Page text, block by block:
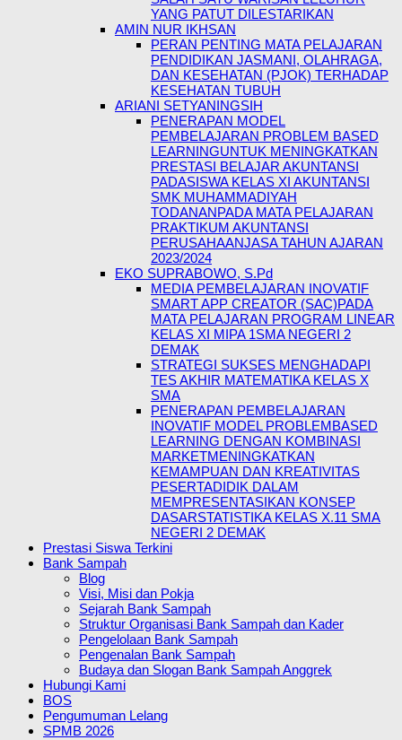
YANG PATUT DILESTARIKAN
AMIN NUR IKHSAN
PERAN PENTING MATA PELAJARAN
PENDIDIKAN JASMANI, OLAHRAGA,
DAN KESEHATAN (PJOK) TERHADAP
KESEHATAN TUBUH
ARIANI SETYANINGSIH
PENERAPAN MODEL
PEMBELAJARAN PROBLEM BASED
LEARNINGUNTUK MENINGKATKAN
PRESTASI BELAJAR AKUNTANSI
PADASISWA KELAS XI AKUNTANSI
SMK MUHAMMADIYAH
TODANANPADA MATA PELAJARAN
PRAKTIKUM AKUNTANSI
PERUSAHAANJASA TAHUN AJARAN
2023/2024
EKO SUPRABOWO, S.Pd
MEDIA PEMBELAJARAN INOVATIF
SMART APP CREATOR (SAC)PADA
MATA PELAJARAN PROGRAM LINEAR
KELAS XI MIPA 1SMA NEGERI 2
DEMAK
STRATEGI SUKSES MENGHADAPI
TES AKHIR MATEMATIKA KELAS X
SMA
PENERAPAN PEMBELAJARAN
INOVATIF MODEL PROBLEMBASED
LEARNING DENGAN KOMBINASI
MARKETMENINGKATKAN
KEMAMPUAN DAN KREATIVITAS
PESERTADIDIK DALAM
MEMPRESENTASIKAN KONSEP
DASARSTATISTIKA KELAS X.11 SMA
NEGERI 2 DEMAK
Prestasi Siswa Terkini
Bank Sampah
Blog
Visi, Misi dan Pokja
Sejarah Bank Sampah
Struktur Organisasi Bank Sampah dan Kader
Pengelolaan Bank Sampah
Pengenalan Bank Sampah
Budaya dan Slogan Bank Sampah Anggrek
Hubungi Kami
BOS
Pengumuman Lelang
SPMB 2026